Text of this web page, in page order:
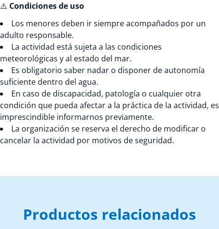
⚠️ Condiciones de uso
Los menores deben ir siempre acompañados por un
adulto responsable.
La actividad está sujeta a las condiciones
meteorológicas y al estado del mar.
Es obligatorio saber nadar o disponer de autonomía
suficiente dentro del agua.
En caso de discapacidad, patología o cualquier otra
condición que pueda afectar a la práctica de la actividad, es
imprescindible informarnos previamente.
La organización se reserva el derecho de modificar o
cancelar la actividad por motivos de seguridad.
Productos relacionados